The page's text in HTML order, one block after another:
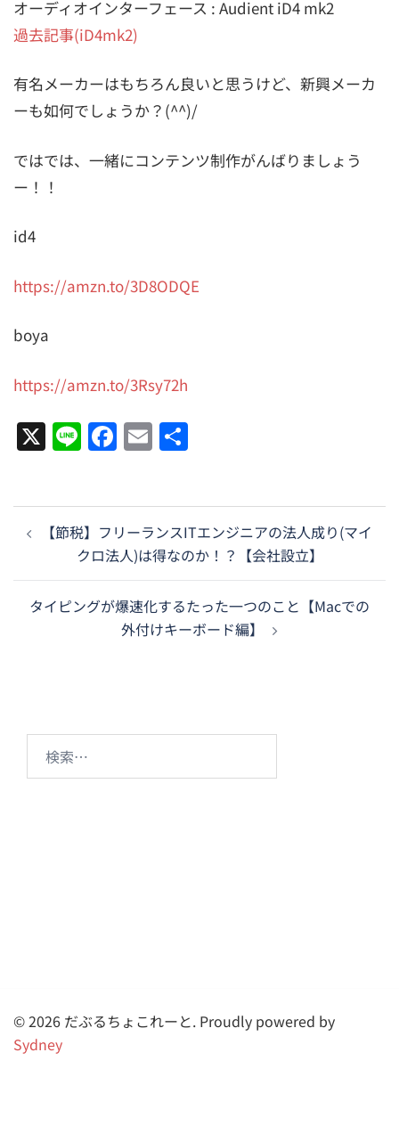
オーディオインターフェース : Audient iD4 mk2
過去記事(iD4mk2)
有名メーカーはもちろん良いと思うけど、新興メーカ
ーも如何でしょうか？(^^)/
ではでは、一緒にコンテンツ制作がんばりましょう
ー！！
id4
https://amzn.to/3D8ODQE
boya
https://amzn.to/3Rsy72h
Line Facebook
Email
稿
ゲ
【節税】フリーランスITエンジニアの法人成り(マイ
クロ法人)は得なのか！？【会社設立】
タイピングが爆速化するたった一つのこと【Macでの
外付けキーボード編】
© 2026 だぶるちょこれーと. Proudly powered by
Sydney